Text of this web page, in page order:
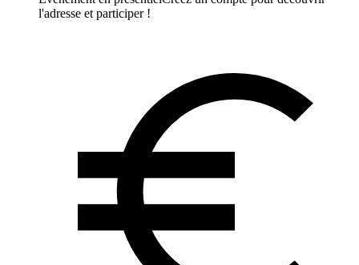
l'adresse et participer !